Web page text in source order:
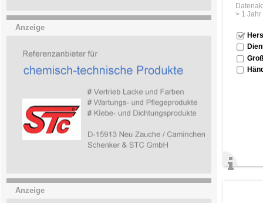
Anzeige
Anzeige
> 1 Jahr